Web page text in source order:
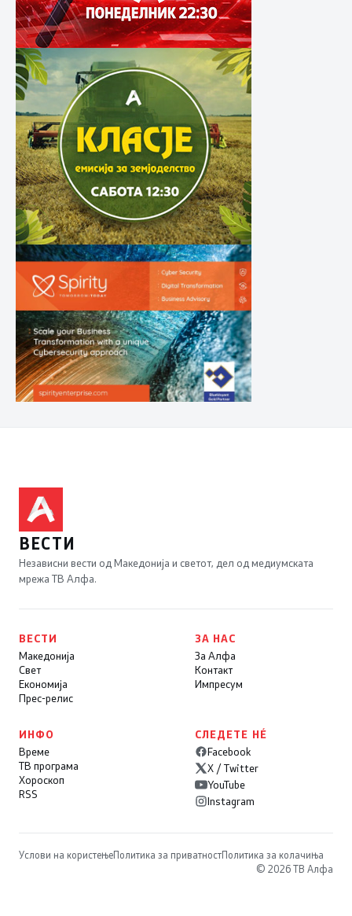
ВЕСТИ
Независни вести од Македонија и светот, дел од медиумската
мрежа ТВ Алфа.
ВЕСТИ
Македонија
Свет
Економија
Прес-релис
ЗА НАС
За Алфа
Контакт
Импресум
ИНФО
Време
ТВ програма
Хороскоп
RSS
СЛЕДЕТЕ НÉ
Facebook
X / Twitter
YouTube
Instagram
Услови на користењеПолитика за приватностПолитика за колачиња
© 2026 ТВ Алфа